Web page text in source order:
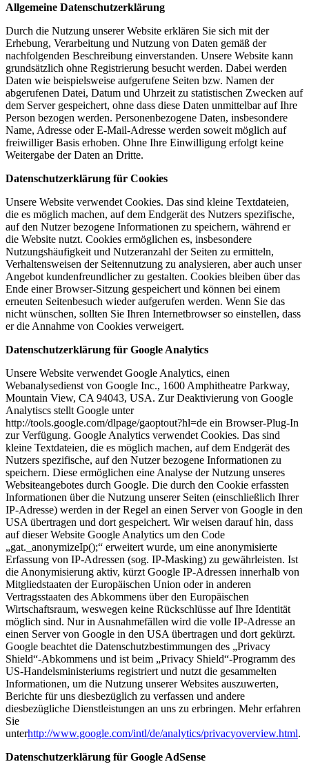
Allgemeine Datenschutzerklärung
Durch die Nutzung unserer Website erklären Sie sich mit der
Erhebung, Verarbeitung und Nutzung von Daten gemäß der
nachfolgenden Beschreibung einverstanden. Unsere Website kann
grundsätzlich ohne Registrierung besucht werden. Dabei werden
Daten wie beispielsweise aufgerufene Seiten bzw. Namen der
abgerufenen Datei, Datum und Uhrzeit zu statistischen Zwecken auf
dem Server gespeichert, ohne dass diese Daten unmittelbar auf Ihre
Person bezogen werden. Personenbezogene Daten, insbesondere
Name, Adresse oder E-Mail-Adresse werden soweit möglich auf
freiwilliger Basis erhoben. Ohne Ihre Einwilligung erfolgt keine
Weitergabe der Daten an Dritte.
Datenschutzerklärung für Cookies
Unsere Website verwendet Cookies. Das sind kleine Textdateien,
die es möglich machen, auf dem Endgerät des Nutzers spezifische,
auf den Nutzer bezogene Informationen zu speichern, während er
die Website nutzt. Cookies ermöglichen es, insbesondere
Nutzungshäufigkeit und Nutzeranzahl der Seiten zu ermitteln,
Verhaltensweisen der Seitennutzung zu analysieren, aber auch unser
Angebot kundenfreundlicher zu gestalten. Cookies bleiben über das
Ende einer Browser-Sitzung gespeichert und können bei einem
erneuten Seitenbesuch wieder aufgerufen werden. Wenn Sie das
nicht wünschen, sollten Sie Ihren Internetbrowser so einstellen, dass
er die Annahme von Cookies verweigert.
Datenschutzerklärung für Google Analytics
Unsere Website verwendet Google Analytics, einen
Webanalysedienst von Google Inc., 1600 Amphitheatre Parkway,
Mountain View, CA 94043, USA. Zur Deaktivierung von Google
Analytiscs stellt Google unter
http://tools.google.com/dlpage/gaoptout?hl=de ein Browser-Plug-In
zur Verfügung. Google Analytics verwendet Cookies. Das sind
kleine Textdateien, die es möglich machen, auf dem Endgerät des
Nutzers spezifische, auf den Nutzer bezogene Informationen zu
speichern. Diese ermöglichen eine Analyse der Nutzung unseres
Websiteangebotes durch Google. Die durch den Cookie erfassten
Informationen über die Nutzung unserer Seiten (einschließlich Ihrer
IP-Adresse) werden in der Regel an einen Server von Google in den
USA übertragen und dort gespeichert. Wir weisen darauf hin, dass
auf dieser Website Google Analytics um den Code
„gat._anonymizeIp();“ erweitert wurde, um eine anonymisierte
Erfassung von IP-Adressen (sog. IP-Masking) zu gewährleisten. Ist
die Anonymisierung aktiv, kürzt Google IP-Adressen innerhalb von
Mitgliedstaaten der Europäischen Union oder in anderen
Vertragsstaaten des Abkommens über den Europäischen
Wirtschaftsraum, weswegen keine Rückschlüsse auf Ihre Identität
möglich sind. Nur in Ausnahmefällen wird die volle IP-Adresse an
einen Server von Google in den USA übertragen und dort gekürzt.
Google beachtet die Datenschutzbestimmungen des „Privacy
Shield“-Abkommens und ist beim „Privacy Shield“-Programm des
US-Handelsministeriums registriert und nutzt die gesammelten
Informationen, um die Nutzung unserer Websites auszuwerten,
Berichte für uns diesbezüglich zu verfassen und andere
diesbezügliche Dienstleistungen an uns zu erbringen. Mehr erfahren
Sie
unterhttp://www.google.com/intl/de/analytics/privacyoverview.html.
Datenschutzerklärung für Google AdSense